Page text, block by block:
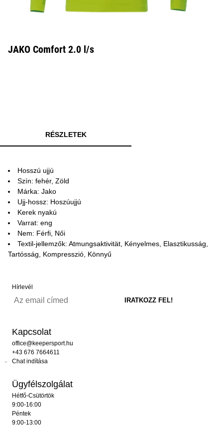
JAKO Comfort 2.0 l/s
RÉSZLETEK
Hosszú ujjú
Szín: fehér, Zöld
Márka: Jako
Ujj-hossz: Hoszúujjú
Kerek nyakú
Varrat: eng
Nem: Férfi, Női
Textil-jellemzők: Atmungsaktivität, Kényelmes, Elasztikusság,
Tartósság, Kompresszió, Könnyű
Hírlevél
Kapcsolat
office@keepersport.hu
+43 676 7664611
Chat indítása
Ügyfélszolgálat
Hétfő-Csütörtök
9:00-16:00
Péntek
9:00-13:00